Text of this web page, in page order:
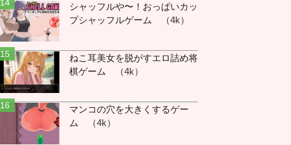
わら猫 :晴喜vs
す :ぎゅー
2026/08/09 @ 00:57:36𓂺
any time
す :すきー
華蓮 :ぎゅーー
華蓮 :みんな話しただけだ
けど好きだからね？
シャッフルや〜！おっぱいカッ
プシャッフルゲーム
（4k）
ねこ耳美女を脱がすエロ詰め将
棋ゲーム
（4k）
マンコの穴を大きくするゲー
ム
（4k）